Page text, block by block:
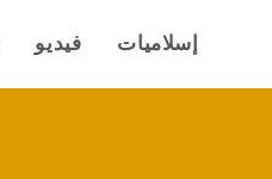
إسلاميات فيديو